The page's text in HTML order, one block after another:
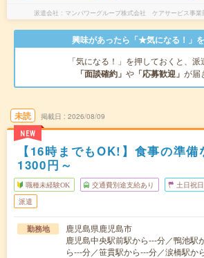
派遣会社 マンパワーグループ株式会社 ケアサービス事業
興味があったら「★気になる！」を
「気になる！」を押しておくと、派
「面談確約」 や 「応募歓迎」 が届
未読
NEW
掲載日 2026/08/09
【16時までもOK!】食事の準
1300円～
職種未経験OK 交通費別途支給あり 土日祝
派遣
勤務地
鹿児島県鹿児島市
鹿児島中央駅前駅から---分／鴨池駅
ら---分／笹貫駅から---分／涙橋駅か